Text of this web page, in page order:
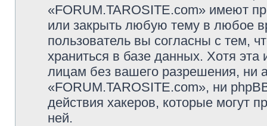
«FORUM.TAROSITE.com» имеют
или закрыть любую тему в любое
пользователь вы согласны с тем,
храниться в базе данных. Хотя
лицам без вашего разрешения, ни
«FORUM.TAROSITE.com», ни
действия хакеров, которые могут
ней.